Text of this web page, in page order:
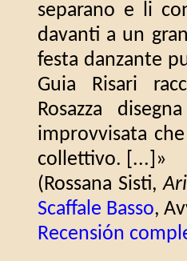
separano e li
davanti a un
festa danzante
Guia Risari
Rosazza
improvvisata
collettivo. [...]»
(Rossana Sisti,
Scaffale Basso,
Recensión